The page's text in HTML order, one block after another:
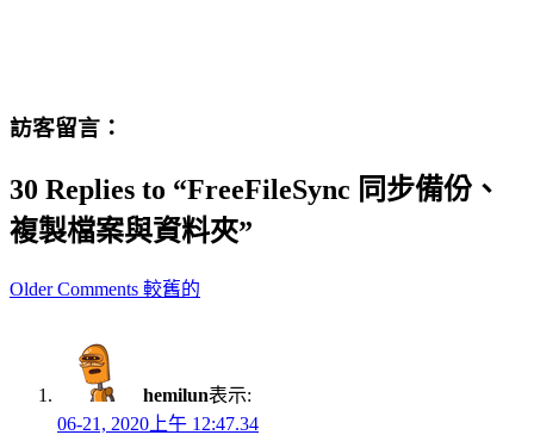
訪客留言：
30 Replies to “FreeFileSync 同步備份、
複製檔案與資料夾”
Comment
Older Comments 較舊的
hemilun表示:
06-21, 2020上午 12:47.34